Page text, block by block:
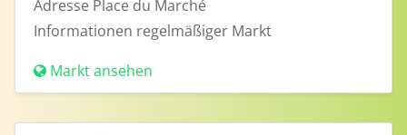
Adresse Place du Marché
Informationen regelmäßiger Markt
Markt ansehen